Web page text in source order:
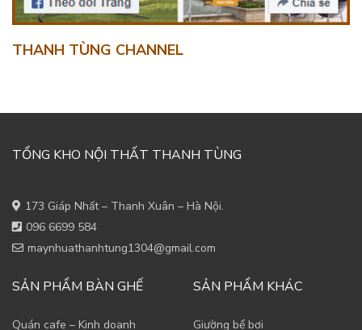
THANH TÙNG CHANNEL
TỔNG KHO NỘI THẤT THANH TÙNG
173 Giáp Nhất – Thanh Xuân – Hà Nội.
096 6699 584
maynhuathanhtung1304@gmail.com
SẢN PHẨM BÀN GHẾ
Quán cafe – Kinh doanh
SẢN PHẨM KHÁC
Giường bể bơi